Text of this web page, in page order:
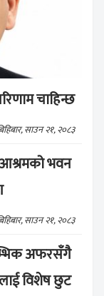
चाहिन्छ
साउन २१, २०८३
भवन
साउन २१, २०८३
अफरसँगै
विशेष छुट